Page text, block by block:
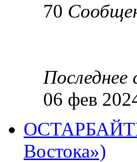
70
Последнее
06 фев
Востока»)